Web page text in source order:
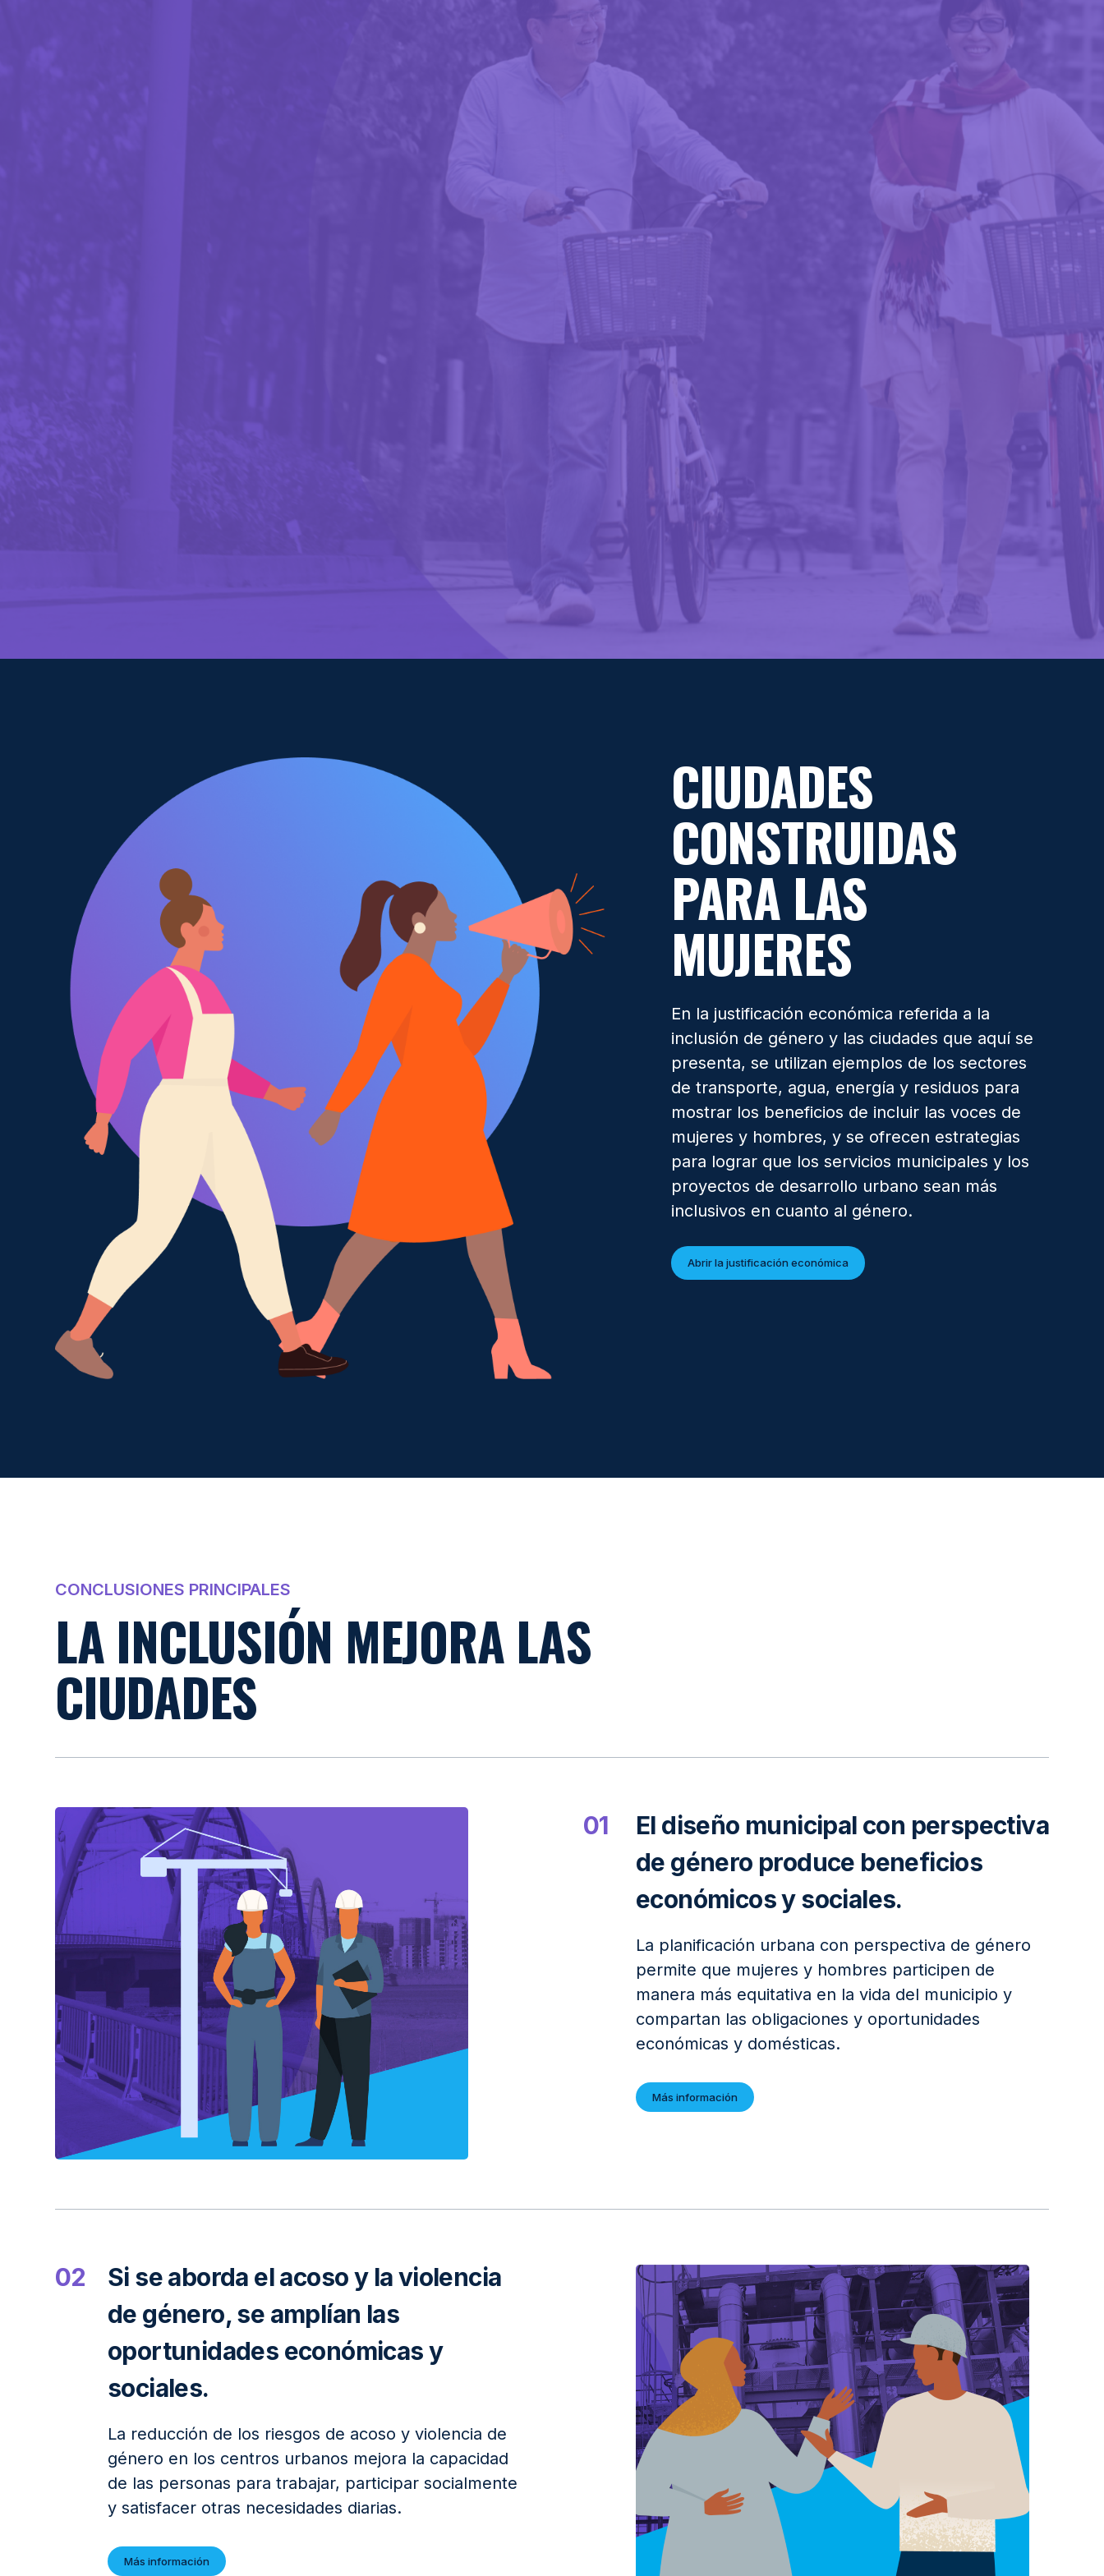
CIUDADES
CONSTRUIDAS
PARA LAS
MUJERES
En la justificación económica referida a la
inclusión de género y las ciudades que aquí se
presenta, se utilizan ejemplos de los sectores
de transporte, agua, energía y residuos para
mostrar los beneficios de incluir las voces de
mujeres y hombres, y se ofrecen estrategias
para lograr que los servicios municipales y los
proyectos de desarrollo urbano sean más
inclusivos en cuanto al género.
Abrir la justificación económica
CONCLUSIONES PRINCIPALES
LA INCLUSIÓN MEJORA LAS
CIUDADES
01
El diseño municipal con perspectiva
de género produce beneficios
económicos y sociales.
La planificación urbana con perspectiva de género
permite que mujeres y hombres participen de
manera más equitativa en la vida del municipio y
compartan las obligaciones y oportunidades
económicas y domésticas.
Más información
02
Si se aborda el acoso y la violencia
de género, se amplían las
oportunidades económicas y
sociales.
La reducción de los riesgos de acoso y violencia de
género en los centros urbanos mejora la capacidad
de las personas para trabajar, participar socialmente
y satisfacer otras necesidades diarias.
Más información